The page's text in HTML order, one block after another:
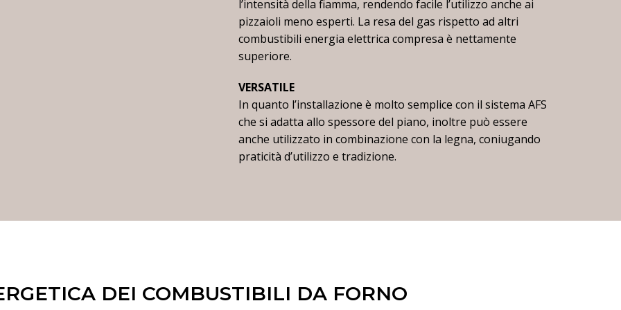
l’intensità della fiamma, rendendo facile l’utilizzo anche ai
pizzaioli meno esperti. La resa del gas rispetto ad altri
combustibili energia elettrica compresa è nettamente
superiore.
VERSATILE
In quanto l’installazione è molto semplice con il sistema AFS
che si adatta allo spessore del piano, inoltre può essere
anche utilizzato in combinazione con la legna, coniugando
praticità d’utilizzo e tradizione.
DEI COMBUSTIBILI DA FORNO